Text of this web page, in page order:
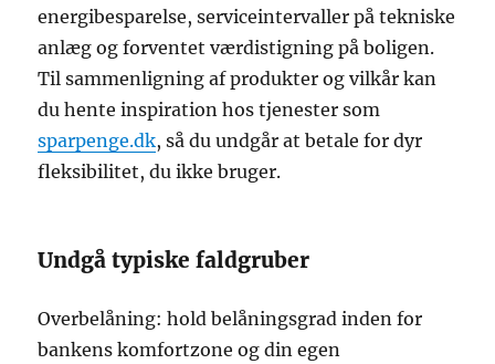
energibesparelse, serviceintervaller på tekniske
anlæg og forventet værdistigning på boligen.
Til sammenligning af produkter og vilkår kan
du hente inspiration hos tjenester som
sparpenge.dk, så du undgår at betale for dyr
fleksibilitet, du ikke bruger.
Undgå typiske faldgruber
Overbelåning: hold belåningsgrad inden for
bankens komfortzone og din egen